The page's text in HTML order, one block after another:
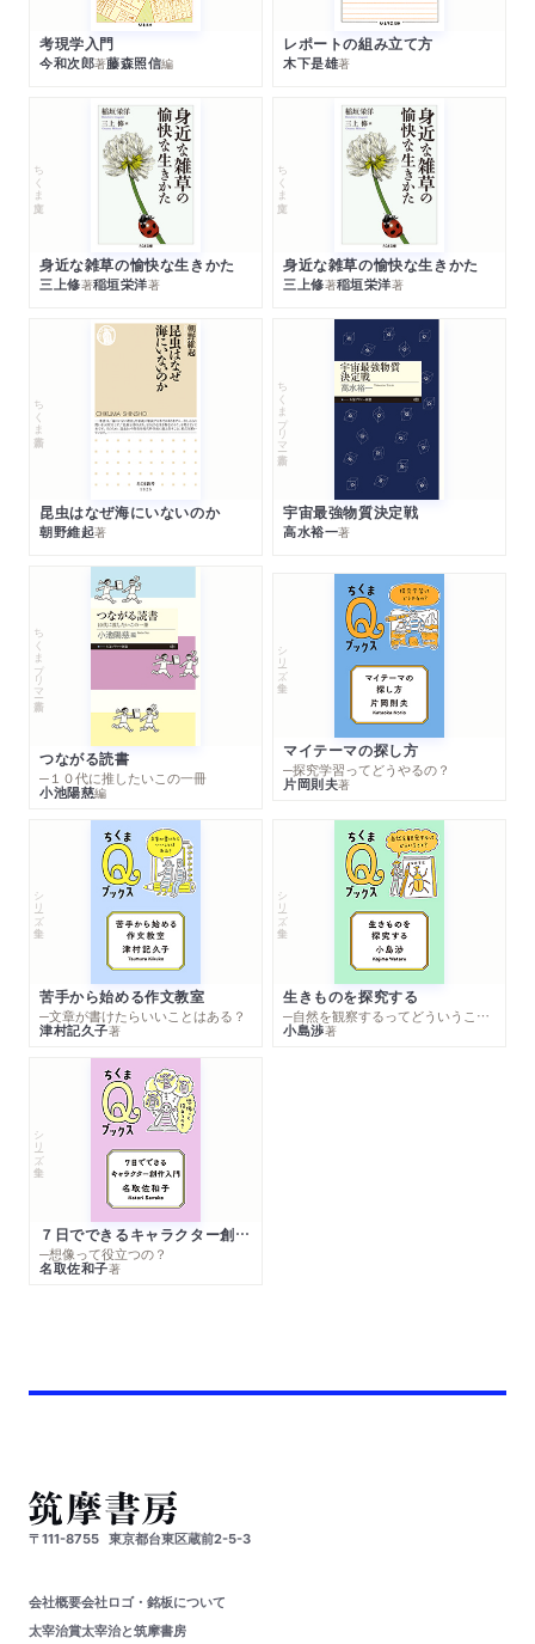
考現学入門
今和次郎著藤森照信編
レポートの組み立て方
木下是雄著
ちくま文庫
身近な雑草の愉快な生きかた
三上修著稲垣栄洋著
ちくま文庫
身近な雑草の愉快な生きかた
三上修著稲垣栄洋著
ちくま新書
昆虫はなぜ海にいないのか
朝野維起著
ちくまプリマー新書
宇宙最強物質決定戦
高水裕一著
ちくまプリマー新書
つながる読書
─１０代に推したいこの一冊
小池陽慈編
シリーズ・全集
マイテーマの探し方
─探究学習ってどうやるの？
片岡則夫著
シリーズ・全集
苦手から始める作文教室
─文章が書けたらいいことはある？
津村記久子著
シリーズ・全集
生きものを探究する
─自然を観察するってどういうこと？
小島渉著
シリーズ・全集
７日でできるキャラクター創作入門
─想像って役立つの？
名取佐和子著
〒111-8755 東京都台東区蔵前2-5-3
会社概要会社ロゴ・銘板について
太宰治賞太宰治と筑摩書房